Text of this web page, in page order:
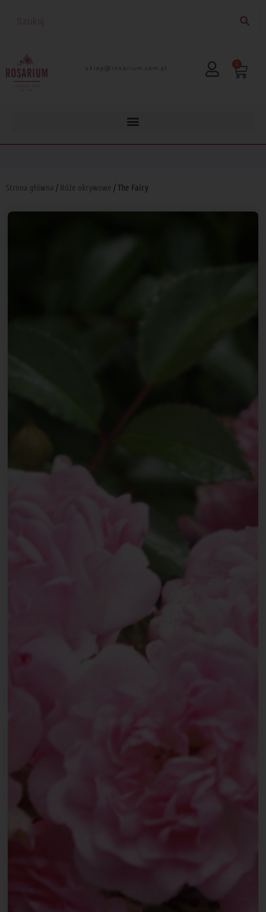
lp.moc.muirasor@pelks 0
Strona główna / Róże okrywowe / The Fairy